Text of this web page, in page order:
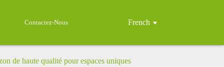
Contactez-Nous French
de haute qualité pour espaces uniques